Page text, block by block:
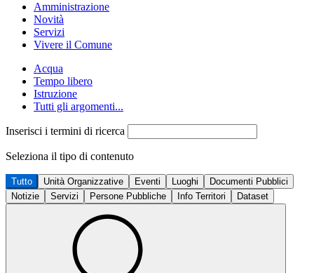
Amministrazione
Novità
Servizi
Vivere il Comune
Acqua
Tempo libero
Istruzione
Tutti gli argomenti...
Inserisci i termini di ricerca
Seleziona il tipo di contenuto
Tutto Unità Organizzative Eventi Luoghi
Documenti Pubblici
Notizie
Servizi Persone Pubbliche Info Territori Dataset